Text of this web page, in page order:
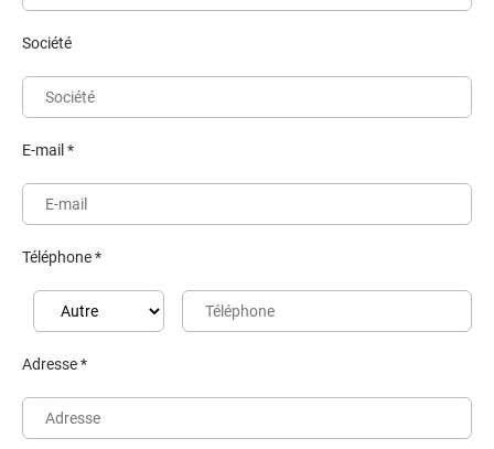
Société
E-mail *
Téléphone *
Adresse *